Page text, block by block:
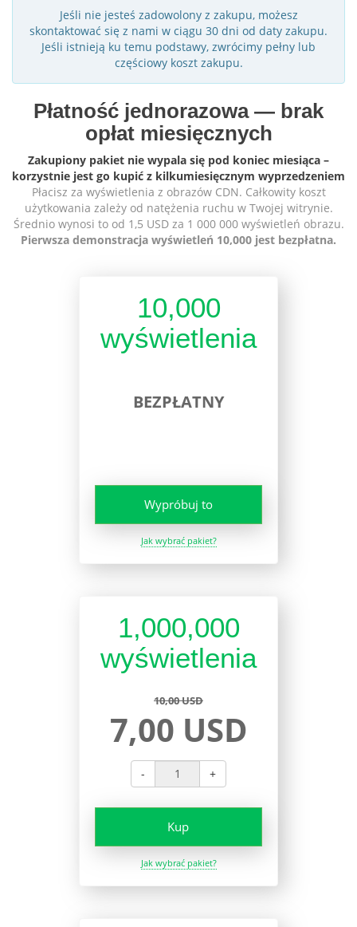
Jeśli nie jesteś zadowolony z zakupu, możesz
skontaktować się z nami w ciągu 30 dni od daty zakupu.
Jeśli istnieją ku temu podstawy, zwrócimy pełny lub
częściowy koszt zakupu.
Płatność jednorazowa — brak
opłat miesięcznych
Zakupiony pakiet nie wypala się pod koniec miesiąca –
korzystnie jest go kupić z kilkumiesięcznym wyprzedzeniem
Płacisz za wyświetlenia z obrazów CDN. Całkowity koszt
użytkowania zależy od natężenia ruchu w Twojej witrynie.
Średnio wynosi to od 1,5 USD za 1 000 000 wyświetleń obrazu.
Pierwsza demonstracja wyświetleń 10,000 jest bezpłatna.
10,000
wyświetlenia
BEZPŁATNY
Wypróbuj to
Jak wybrać pakiet?
1,000,000
wyświetlenia
10,00 USD
7,00 USD
- +
Kup
Jak wybrać pakiet?